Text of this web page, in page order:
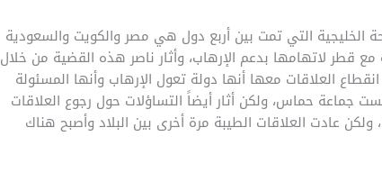
الخليجية التي تمت بين أربع دول هي مصر والكويت والسعودية
قطر لاتهامها بدعم الإرهاب، وأثار ناصر هذه القضية من خلال
العلاقات معها أنها دولة تعول الإرهاب وأنها المسئولة
جماعة حماس، ولكن أثار أيضاً التساؤلات حول رجوع العلاقات
عادت العلاقات الطيبة مرة أخرى بين البلاد وأصبح هناك